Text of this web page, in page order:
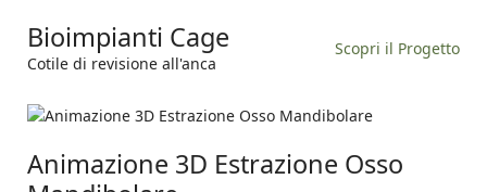
Bioimpianti Cage
Cotile di revisione all'anca
Scopri il Progetto
Animazione 3D Estrazione Osso